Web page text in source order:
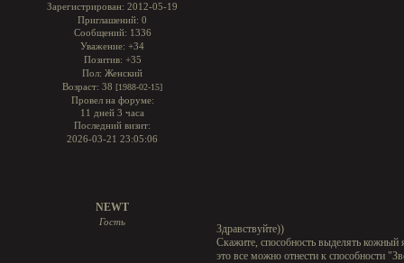
Зарегистрирован: 2012-05-19
Приглашений: 0
Сообщений: 1336
Уважение: +34
Позитив: +35
Пол: Женский
Возраст: 38 [1988-02-15]
Провел на форуме:
11 дней 3 часа
Последний визит:
2026-03-21 23:05:06
NEWT
Гость
Здравствуйте))
Скажите, способность выделять
это все можно отнести к способности